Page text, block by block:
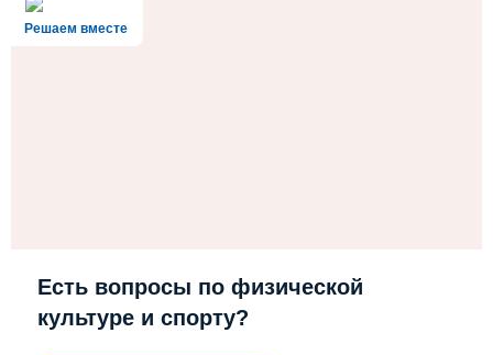
Решаем вместе
Есть вопросы по физической
культуре и спорту?